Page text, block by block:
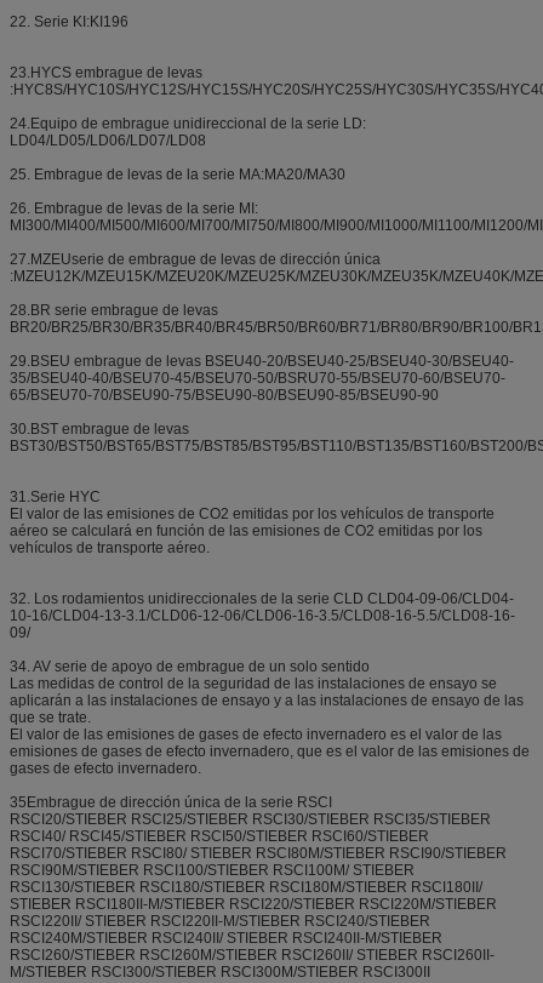
22. Serie KI:KI196
23.HYCS embrague de levas
:HYC8S/HYC10S/HYC12S/HYC15S/HYC20S/HYC25S/HYC30S/HYC35S/
24.Equipo de embrague unidireccional de la serie LD:
LD04/LD05/LD06/LD07/LD08
25. Embrague de levas de la serie MA:MA20/MA30
26. Embrague de levas de la serie MI:
MI300/MI400/MI500/MI600/MI700/MI750/MI800/MI900/MI1000/MI1100/MI1200/
27.MZEUserie de embrague de levas de dirección única
:MZEU12K/MZEU15K/MZEU20K/MZEU25K/MZEU30K/MZEU35K/MZEU40K/
28.BR serie embrague de levas
BR20/BR25/BR30/BR35/BR40/BR45/BR50/BR60/BR71/BR80/BR90/BR100/
29.BSEU embrague de levas BSEU40-20/BSEU40-25/BSEU40-30/BSEU40-
35/BSEU40-40/BSEU70-45/BSEU70-50/BSRU70-55/BSEU70-60/BSEU70-
65/BSEU70-70/BSEU90-75/BSEU90-80/BSEU90-85/BSEU90-90
30.BST embrague de levas
BST30/BST50/BST65/BST75/BST85/BST95/BST110/BST135/BST160/
31.Serie HYC
El valor de las emisiones de CO2 emitidas por los vehículos de transporte
aéreo se calculará en función de las emisiones de CO2 emitidas por los
vehículos de transporte aéreo.
32. Los rodamientos unidireccionales de la serie CLD CLD04-09-06/CLD04-
10-16/CLD04-13-3.1/CLD06-12-06/CLD06-16-3.5/CLD08-16-5.5/CLD08-16-
09/
34. AV serie de apoyo de embrague de un solo sentido
Las medidas de control de la seguridad de las instalaciones de ensayo se
aplicarán a las instalaciones de ensayo y a las instalaciones de ensayo de las
que se trate.
El valor de las emisiones de gases de efecto invernadero es el valor de las
emisiones de gases de efecto invernadero, que es el valor de las emisiones de
gases de efecto invernadero.
35Embrague de dirección única de la serie RSCI
RSCI20/STIEBER RSCI25/STIEBER RSCI30/STIEBER RSCI35/STIEBER
RSCI40/ RSCI45/STIEBER RSCI50/STIEBER RSCI60/STIEBER
RSCI70/STIEBER RSCI80/ STIEBER RSCI80M/STIEBER RSCI90/STIEBER
RSCI90M/STIEBER RSCI100/STIEBER RSCI100M/ STIEBER
RSCI130/STIEBER RSCI180/STIEBER RSCI180M/STIEBER RSCI180II/
STIEBER RSCI180II-M/STIEBER RSCI220/STIEBER RSCI220M/STIEBER
RSCI220II/ STIEBER RSCI220II-M/STIEBER RSCI240/STIEBER
RSCI240M/STIEBER RSCI240II/ STIEBER RSCI240II-M/STIEBER
RSCI260/STIEBER RSCI260M/STIEBER RSCI260II/ STIEBER RSCI260II-
M/STIEBER RSCI300/STIEBER RSCI300M/STIEBER RSCI300II